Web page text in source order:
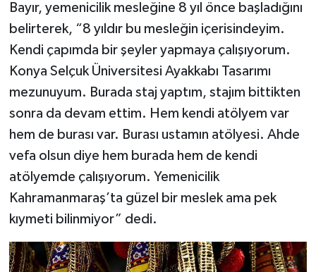
Bayır, yemenicilik mesleğine 8 yıl önce başladığını
belirterek, “8 yıldır bu mesleğin içerisindeyim.
Kendi çapımda bir şeyler yapmaya çalışıyorum.
Konya Selçuk Üniversitesi Ayakkabı Tasarımı
mezunuyum. Burada staj yaptım, stajım bittikten
sonra da devam ettim. Hem kendi atölyem var
hem de burası var. Burası ustamın atölyesi. Ahde
vefa olsun diye hem burada hem de kendi
atölyemde çalışıyorum. Yemenicilik
Kahramanmaraş’ta güzel bir meslek ama pek
kıymeti bilinmiyor” dedi.